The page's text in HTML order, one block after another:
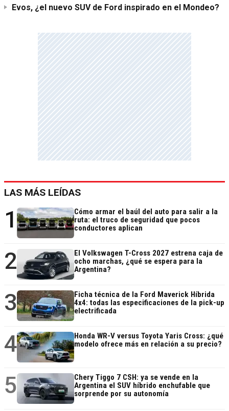
Evos, ¿el nuevo SUV de Ford inspirado en el Mondeo?
LAS MÁS LEÍDAS
1
Cómo armar el baúl del auto para salir a la
ruta: el truco de seguridad que pocos
conductores aplican
2
El Volkswagen T-Cross 2027 estrena caja de
ocho marchas, ¿qué se espera para la
Argentina?
3
Ficha técnica de la Ford Maverick Híbrida
4x4: todas las especificaciones de la pick-up
electrificada
4
Honda WR-V versus Toyota Yaris Cross: ¿qué
modelo ofrece más en relación a su precio?
5
Chery Tiggo 7 CSH: ya se vende en la
Argentina el SUV híbrido enchufable que
sorprende por su autonomía